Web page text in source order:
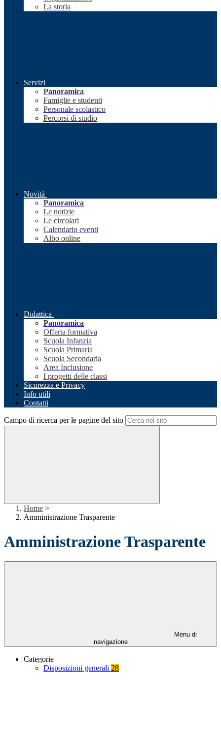
La storia
Servizi
Panoramica
Famiglie e studenti
Personale scolastico
Percorsi di studio
Novità
Panoramica
Le notizie
Le circolari
Calendario eventi
Albo online
Didattica
Panoramica
Offerta formativa
Scuola Infanzia
Scuola Primaria
Scuola Secondaria
Area Inclusione
I progetti delle classi
Sicurezza e Privacy
Info utili
Contatti
Campo di ricerca per le pagine del sito
Home >
Amministrazione Trasparente
Amministrazione Trasparente
Menu di
navigazione
Categorie
Disposizioni generali 28